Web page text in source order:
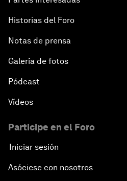
Historias del Foro
Notas de prensa
Galería de fotos
Pódcast
Vídeos
Participe en el Foro
Iniciar sesión
Asóciese con nosotros